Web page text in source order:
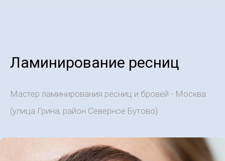
Ламинирование ресниц
Мастер ламинирования ресниц и бровей - Москва
(улица Грина, район Северное Бутово)